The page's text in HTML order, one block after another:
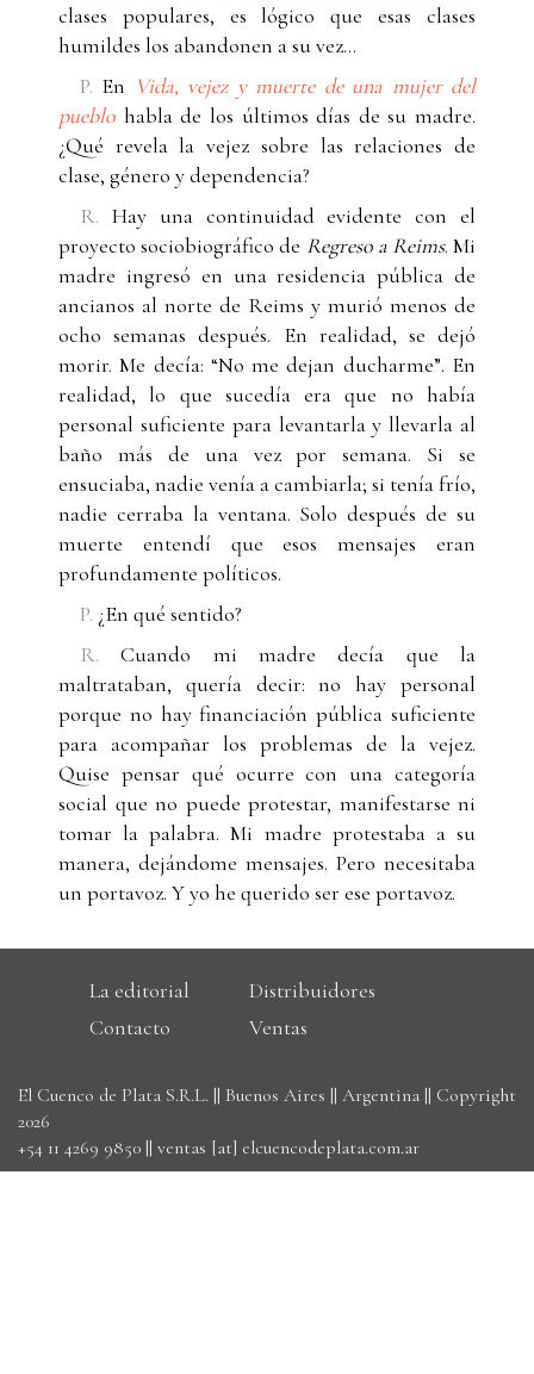
clases populares, es lógico que esas clases
humildes los abandonen a su vez…
P. En Vida, vejez y muerte de una mujer del
pueblo habla de los últimos días de su madre.
¿Qué revela la vejez sobre las relaciones de
clase, género y dependencia?
R. Hay una continuidad evidente con el
proyecto sociobiográfico de Regreso a Reims. Mi
madre ingresó en una residencia pública de
ancianos al norte de Reims y murió menos de
ocho semanas después. En realidad, se dejó
morir. Me decía: “No me dejan ducharme”. En
realidad, lo que sucedía era que no había
personal suficiente para levantarla y llevarla al
baño más de una vez por semana. Si se
ensuciaba, nadie venía a cambiarla; si tenía frío,
nadie cerraba la ventana. Solo después de su
muerte entendí que esos mensajes eran
profundamente políticos.
P. ¿En qué sentido?
R. Cuando mi madre decía que la
maltrataban, quería decir: no hay personal
porque no hay financiación pública suficiente
para acompañar los problemas de la vejez.
Quise pensar qué ocurre con una categoría
social que no puede protestar, manifestarse ni
tomar la palabra. Mi madre protestaba a su
manera, dejándome mensajes. Pero necesitaba
un portavoz. Y yo he querido ser ese portavoz.
La editorial
Distribuidores
Contacto
Ventas
El Cuenco de Plata S.R.L. || Buenos Aires || Argentina || Copyright
2026
+54 11 4269 9850 || ventas [at] elcuencodeplata.com.ar